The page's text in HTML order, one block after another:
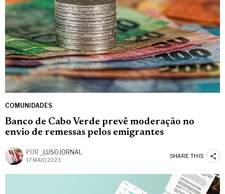
COMUNIDADES
Banco de Cabo Verde prevê moderação no
envio de remessas pelos emigrantes
POR _LUSOJORNAL
17 MAIO, 2023
SHARE THIS